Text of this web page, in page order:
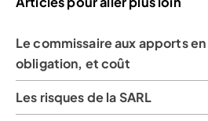
Le commissaire aux apports en
obligation, et coût
Les risques de la SARL